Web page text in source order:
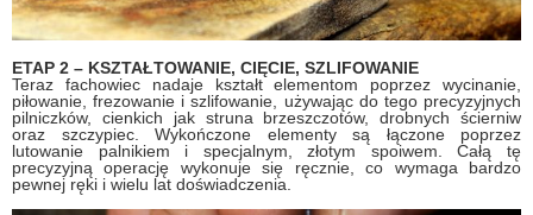
ETAP 2 – KSZTAŁTOWANIE, CIĘCIE, SZLIFOWANIE
Teraz fachowiec nadaje kształt elementom poprzez wycinanie,
piłowanie, frezowanie i szlifowanie, używając do tego precyzyjnych
pilniczków, cienkich jak struna brzeszczotów, drobnych ścierniw
oraz szczypiec. Wykończone elementy są łączone poprzez
lutowanie palnikiem i specjalnym, złotym spoiwem. Całą tę
precyzyjną operację wykonuje się ręcznie, co wymaga bardzo
pewnej ręki i wielu lat doświadczenia.